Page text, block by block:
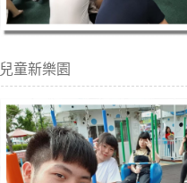
兒童新樂園